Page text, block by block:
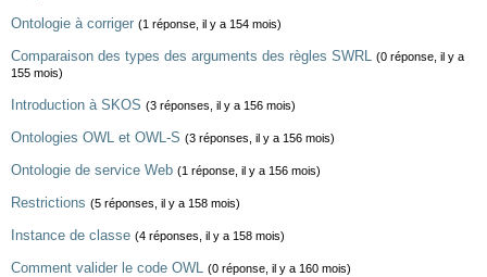
Ontologie à corriger (1 réponse, il y a 154 mois)
Comparaison des types des arguments des règles SWRL (0 réponse, il y a
155 mois)
Introduction à SKOS (3 réponses, il y a 156 mois)
Ontologies OWL et OWL-S (3 réponses, il y a 156 mois)
Ontologie de service Web (1 réponse, il y a 156 mois)
Restrictions (5 réponses, il y a 158 mois)
Instance de classe (4 réponses, il y a 158 mois)
Comment valider le code OWL (0 réponse, il y a 160 mois)